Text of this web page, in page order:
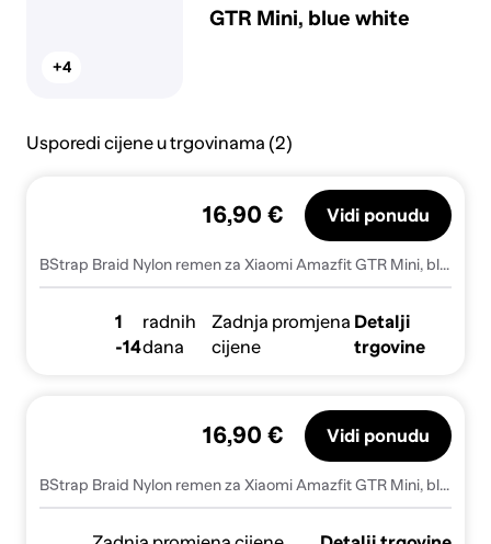
+4
GTR Mini, blue white
Usporedi cijene u trgovinama (2)
BStrap Braid Nylon remen za Xiaomi Amazfit GTR Mini, blue white
16,90 € Vidi ponudu
1
-14
radnih
dana
Zadnja promjena
cijene
Detalji
trgovine
BStrap Braid Nylon remen za Xiaomi Amazfit GTR Mini, blue white
16,90 € Vidi ponudu